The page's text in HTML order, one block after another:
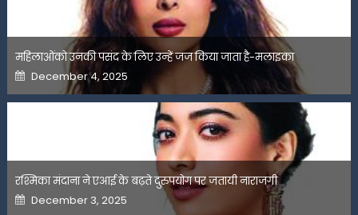
महिलाओंको उनकी पसंद के लिए उन्हें जज किया जाता है-मलाइका
Posted
on
December 4, 2025
रश्मिका मंदाना ने एआई के बढ़ते दुरुपयोग पर जतायी नाराजगी
Posted
on
December 3, 2025